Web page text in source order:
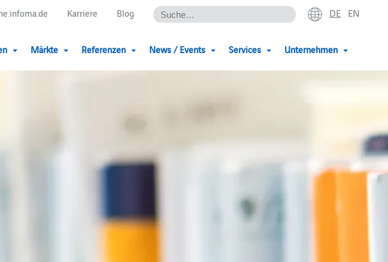
Karriere Blog DE EN
Märkte Referenzen News / Events Services Unternehmen